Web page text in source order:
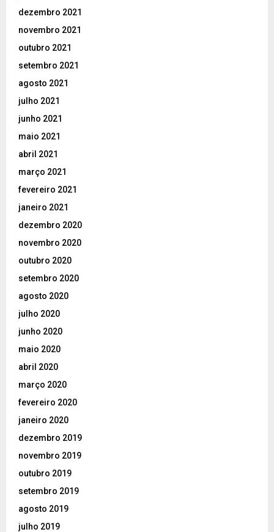
dezembro 2021
novembro 2021
outubro 2021
setembro 2021
agosto 2021
julho 2021
junho 2021
maio 2021
abril 2021
março 2021
fevereiro 2021
janeiro 2021
dezembro 2020
novembro 2020
outubro 2020
setembro 2020
agosto 2020
julho 2020
junho 2020
maio 2020
abril 2020
março 2020
fevereiro 2020
janeiro 2020
dezembro 2019
novembro 2019
outubro 2019
setembro 2019
agosto 2019
julho 2019